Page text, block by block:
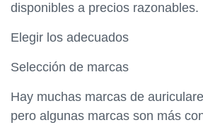
disponibles a precios razonables.
Elegir los adecuados
Selección de marcas
Hay muchas marcas de
pero algunas marcas son más